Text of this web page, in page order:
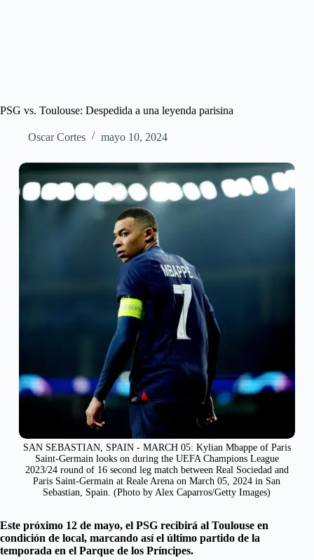
PSG vs. Toulouse: Despedida a una leyenda parisina
Oscar Cortes mayo 10, 2024
SAN SEBASTIAN, SPAIN - MARCH 05: Kylian Mbappe of Paris
Saint-Germain looks on during the UEFA Champions League
2023/24 round of 16 second leg match between Real Sociedad and
Paris Saint-Germain at Reale Arena on March 05, 2024 in San
Sebastian, Spain. (Photo by Alex Caparros/Getty Images)
Este próximo 12 de mayo, el PSG recibirá al Toulouse en
condición de local, marcando así el último partido de la
temporada en el Parque de los Príncipes.